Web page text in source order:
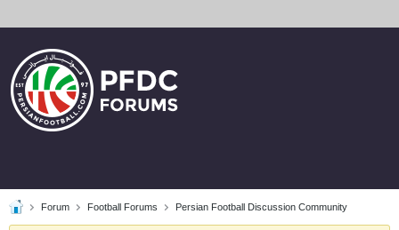
Forum Football Forums Persian Football Discussion Community